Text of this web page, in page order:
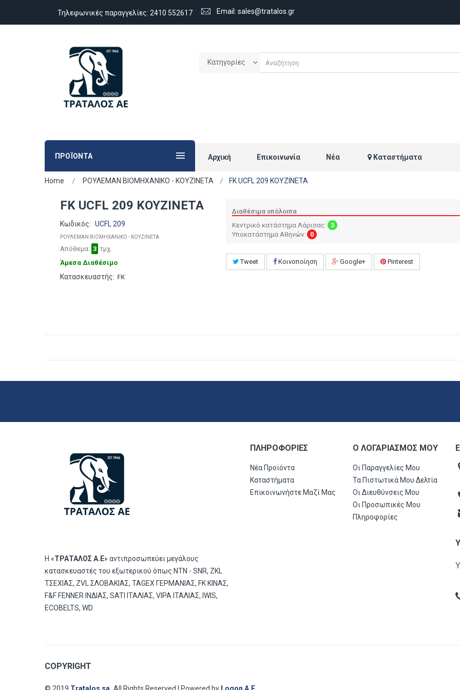
Τηλεφωνικές παραγγελίες: 2410 552617 Email: sales@tratalos.gr
Κατηγορίες
ΠΡΟΪΟΝΤΑ Αρχική Επικοινωνία Νέα Καταστήματα
Home ΡΟΥΛΕΜΑΝ ΒΙΟΜΗΧΑΝΙΚΟ - ΚΟΥΖΙΝΕΤΑ FK UCFL 209 ΚΟΥΖΙΝΕΤΑ
FK UCFL 209 ΚΟΥΖΙΝΕΤΑ
Κωδικός: UCFL 209
ΡΟΥΛΕΜΑΝ ΒΙΟΜΗΧΑΝΙΚΟ - ΚΟΥΖΙΝΕΤΑ
Απόθεμα: 3 τμχ.
Άμεσα Διαθέσιμο
Κατασκευαστής: FK
Διαθέσιμα υπόλοιπα
Κεντρικό κατάστημα Λάρισας: 3
Υποκατάστημα Αθηνών: 0
Tweet Κοινοποίηση Google+ Pinterest
Η «ΤΡΑΤΑΛΟΣ Α.Ε» αντιπροσωπεύει μεγάλους
κατασκευαστές του εξωτερικού όπως ΝΤΝ - SNR, ZKL
ΤΣΕΧΙΑΣ, ZVL ΣΛΟΒΑΚΙΑΣ, TAGEX ΓΕΡΜΑΝΙΑΣ, FK ΚΙΝΑΣ,
F&F FENNER ΙΝΔΙΑΣ, SATI ΙΤΑΛΙΑΣ, VIPA ΙΤΑΛΙΑΣ, IWIS,
ECOBELTS, WD.
ΠΛΗΡΟΦΟΡΊΕΣ
Νέα Προϊόντα
Καταστήματα
Επικοινωνήστε Μαζί Μας
Ο ΛΟΓΑΡΙΑΣΜΌΣ ΜΟΥ
Οι Παραγγελίες Μου
Τα Πιστωτικά Μου Δελτία
Οι Διευθύνσεις Μου
Οι Προσωπικές Μου
Πληροφορίες
COPYRIGHT